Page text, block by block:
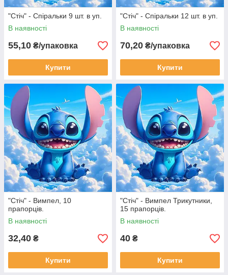
"Стіч" - Спіральки 9 шт. в уп.
В наявності
55,10 ₴/упаковка
Купити
"Стіч" - Спіральки 12 шт. в уп.
В наявності
70,20 ₴/упаковка
Купити
"Стіч" - Вимпел, 10
прапорців.
В наявності
32,40 ₴
Купити
"Стіч" - Вимпел Трикутники,
15 прапорців.
В наявності
40 ₴
Купити